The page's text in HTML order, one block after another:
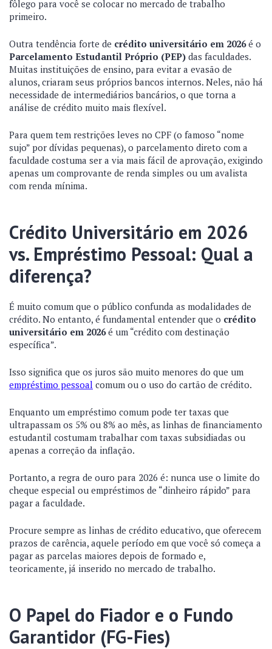
fôlego para você se colocar no mercado de trabalho
primeiro.
Outra tendência forte de crédito universitário em 2026é o
Parcelamento Estudantil Próprio (PEP) das faculdades.
Muitas instituições de ensino, para evitar a evasão de
alunos, criaram seus próprios bancos internos. Neles, não há
necessidade de intermediários bancários, o que torna a
análise de crédito muito mais flexível.
Para quem tem restrições leves no CPF (o famoso “nome
sujo” por dívidas pequenas), o parcelamento direto com a
faculdade costuma ser a via mais fácil de aprovação, exigindo
apenas um comprovante de renda simples ou um avalista
com renda mínima.
Crédito Universitário em 2026
vs. Empréstimo Pessoal: Qual a
diferença?
É muito comum que o público confunda as modalidades de
crédito. No entanto, é fundamental entender que o crédito
universitário em 2026é um “crédito com destinação
específica”.
Isso significa que os juros são muito menores do que um
empréstimo pessoal comum ou o uso do cartão de crédito.
Enquanto um empréstimo comum pode ter taxas que
ultrapassam os 5% ou 8% ao mês, as linhas de financiamento
estudantil costumam trabalhar com taxas subsidiadas ou
apenas a correção da inflação.
Portanto, a regra de ouro para 2026 é: nunca use o limite do
cheque especial ou empréstimos de “dinheiro rápido” para
pagar a faculdade.
Procure sempre as linhas de crédito educativo, que oferecem
prazos de carência, aquele período em que você só começa a
pagar as parcelas maiores depois de formado e,
teoricamente, já inserido no mercado de trabalho.
O Papel do Fiador e o Fundo
Garantidor (FG-Fies)